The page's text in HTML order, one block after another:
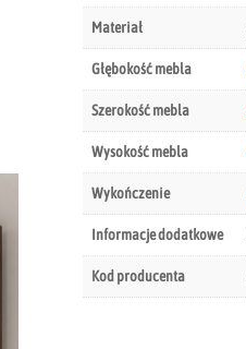
Materiał
Głębokość mebla
Szerokość mebla
Wysokość mebla
Wykończenie
Informacje dodatkowe
Kod producenta